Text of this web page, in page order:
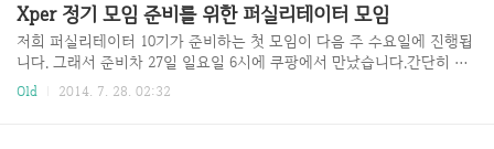
수 있다.5. 인터페이스 상속 -> interface -> 진짜 재사용6. Dependency I
njection7. 구현 상세에 빠져서 상위 수준의 설계를 놓치지 말자! PS. 저
희 팀의 선임 매니저님이 정말 강력추천해주신 책입니다..
Xper 정기 모임 준비를 위한 퍼실리테이터 모임
저희 퍼실리테이터 10기가 준비하는 첫 모임이 다음 주 수요일에 진행됩
니다. 그래서 준비차 27일 일요일 6시에 쿠팡에서 만났습니다.간단히 저
녁을 먹고 여러가지 이슈들을 정리했습니다.첫번째로 참여 인원에 대한
Old 2014. 7. 28. 02:32